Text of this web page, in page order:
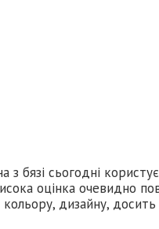
з бязі сьогодні
оцінка очевидно
кольору, дизайну,